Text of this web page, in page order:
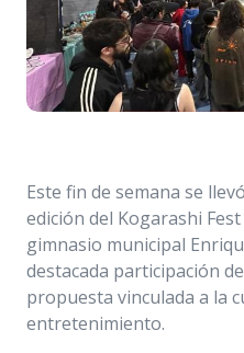
Este fin de semana se
edición del Kogarashi
gimnasio municipal
destacada participación
propuesta vinculada a la
entretenimiento.